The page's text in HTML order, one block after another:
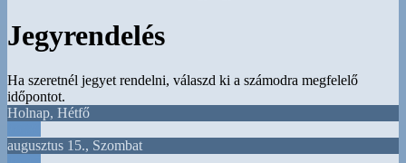
Jegyrendelés
Ha szeretnél jegyet rendelni, válaszd ki a számodra megfelelő
időpontot.
Holnap, Hétfő
augusztus 15., Szombat